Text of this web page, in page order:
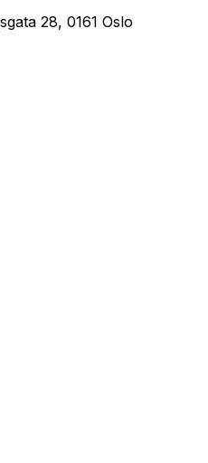
28, 0161 Oslo